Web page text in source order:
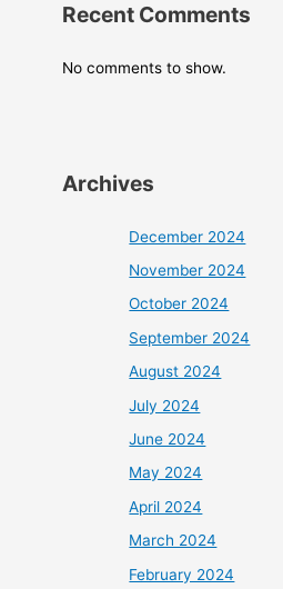
Recent Comments
No comments to show.
Archives
December 2024
November 2024
October 2024
September 2024
August 2024
July 2024
June 2024
May 2024
April 2024
March 2024
February 2024